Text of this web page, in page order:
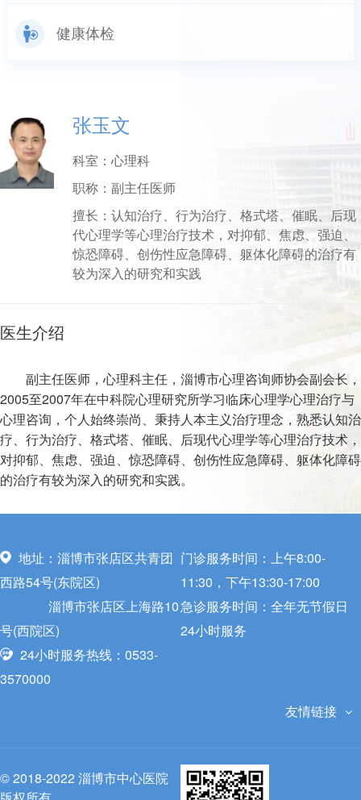
健康体检
张玉文
科室： 心理科
职称： 副主任医师
擅长： 认知治疗、行为治疗、格式塔、催眠、后现
代心理学等心理治疗技术，对抑郁、焦虑、强迫、
惊恐障碍、创伤性应急障碍、躯体化障碍的治疗有
较为深入的研究和实践
医生介绍
副主任医师，心理科主任，淄博市心理咨询师协会副会长，
2005至2007年在中科院心理研究所学习临床心理学心理治疗与
心理咨询，个人始终崇尚、秉持人本主义治疗理念，熟悉认知治
疗、行为治疗、格式塔、催眠、后现代心理学等心理治疗技术，
对抑郁、焦虑、强迫、惊恐障碍、创伤性应急障碍、躯体化障碍
的治疗有较为深入的研究和实践。
地址：淄博市张店区共青团
西路54号(东院区)
淄博市张店区上海路10
号(西院区)
24小时服务热线：0533-
3570000
门诊服务时间：上午8:00-
11:30，下午13:30-17:00
急诊服务时间：全年无节假日
24小时服务
友情链接
© 2018-2022 淄博市中心医院